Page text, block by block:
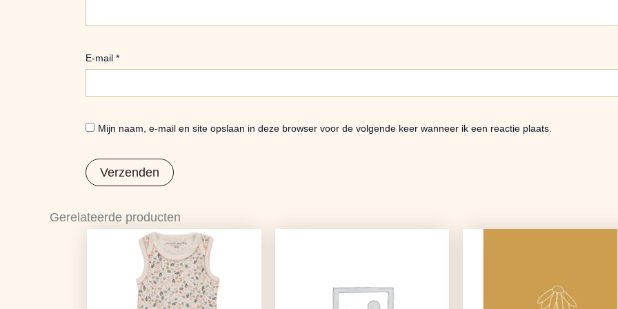
E-mail *
Mijn naam, e-mail en site opslaan in deze browser voor de volgende keer wanneer ik een reactie plaats.
Gerelateerde producten
Oorspronkelijke
€9,95.
Huidige
prijs
is:
€7,86.